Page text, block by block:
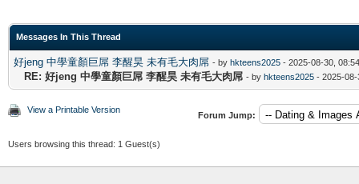
Messages In This Thread
好jeng 中學童顏巨屌 李醒昊 未有毛大肉屌 - by hkteens2025 - 2025-08-30,
RE: 好jeng 中學童顏巨屌 李醒昊 未有毛大肉屌 - by hkteens2025 - 2025-08-
View a Printable Version
Forum Jump:
Users browsing this thread: 1 Guest(s)